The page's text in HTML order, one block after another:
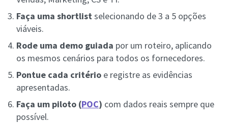
Faça uma shortlist selecionando de 3 a 5 opções
viáveis.
Rode uma demo guiada por um roteiro, aplicando
os mesmos cenários para todos os fornecedores.
Pontue cada critério e registre as evidências
apresentadas.
Faça um piloto (POC) com dados reais sempre que
possível.